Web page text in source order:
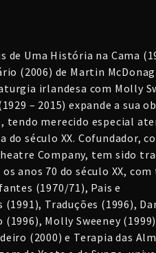
de Uma História na Cama
(2006) de Martin
irlandesa com Molly
– 2015) expande a sua
tendo merecido especial
do século XX. Cofundador,
Company, tem sido
os anos 70 do século XX,
(1970/71), Pais e
(1991), Traduções (1996),
(1996), Molly Sweeney
(2000) e Terapia das